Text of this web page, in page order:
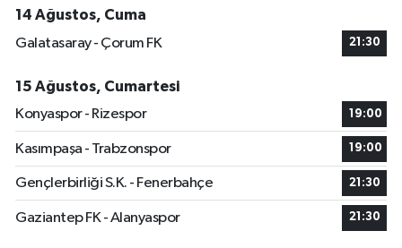
14 Ağustos, Cuma
Galatasaray - Çorum FK
21:30
15 Ağustos, Cumartesi
Konyaspor - Rizespor
19:00
Kasımpaşa - Trabzonspor 19:00
Gençlerbirliği S.K. - Fenerbahçe 21:30
Gaziantep FK - Alanyaspor 21:30